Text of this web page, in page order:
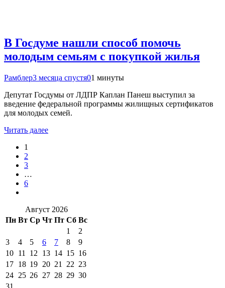
В Госдуме нашли способ помочь
молодым семьям с покупкой жилья
Рамблер3 месяца спустя01 минуты
Депутат Госдумы от ЛДПР Каплан Панеш выступил за
введение федеральной программы жилищных сертификатов
для молодых семей.
Читать далее
1
2
3
…
6
Август 2026
Пн Вт Ср Чт Пт Сб Вс
1
2
3
4 5 6 7 8
9
10 11 12 13 14 15 16
17 18 19 20 21 22 23
24 25 26 27 28 29 30
31